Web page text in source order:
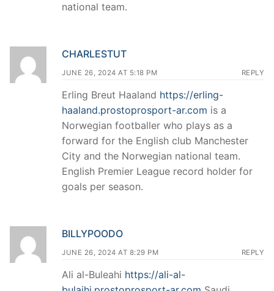
national team.
CHARLESTUT
JUNE 26, 2024 AT 5:18 PM REPLY
Erling Breut Haaland https://erling-
haaland.prostoprosport-ar.com is a
Norwegian footballer who plays as a
forward for the English club Manchester
City and the Norwegian national team.
English Premier League record holder for
goals per season.
BILLYPOODO
JUNE 26, 2024 AT 8:29 PM REPLY
Ali al-Buleahi https://ali-al-